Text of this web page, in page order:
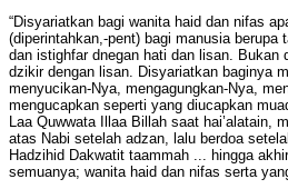
“Disyariatkan bagi wanita haid dan nifas
(diperintahkan,-pent) bagi manusia berupa
dan istighfar dnegan hati dan lisan. Bukan
dzikir dengan lisan. Disyariatkan baginya
menyucikan-Nya, mengagungkan-Nya,
mengucapkan seperti yang diucapkan
Laa Quwwata Illaa Billah saat hai’alatain,
atas Nabi setelah adzan, lalu berdoa
Hadzihid Dakwatit taammah ... hingga
semuanya; wanita haid dan nifas serta